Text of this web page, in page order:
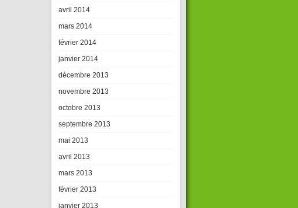
avril 2014
mars 2014
février 2014
janvier 2014
décembre 2013
novembre 2013
octobre 2013
septembre 2013
mai 2013
avril 2013
mars 2013
février 2013
janvier 2013